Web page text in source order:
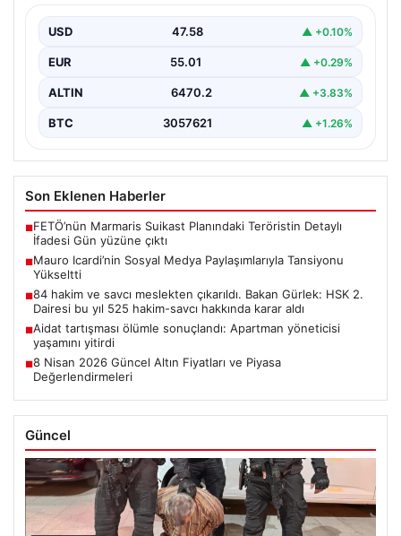
yollarını ayıran ve kariyerindeki belirsizlikler nedeniyle
gündemdeki isimler arasında…
USD 47.58 ▲ +0.10%
EUR 55.01 ▲ +0.29%
ALTIN 6470.2 ▲ +3.83%
BTC 3057621 ▲ +1.26%
Son Eklenen Haberler
■FETÖ’nün Marmaris Suikast Planındaki Teröristin Detaylı
İfadesi Gün yüzüne çıktı
■Mauro Icardi’nin Sosyal Medya Paylaşımlarıyla Tansiyonu
Yükseltti
■84 hakim ve savcı meslekten çıkarıldı. Bakan Gürlek: HSK 2.
Dairesi bu yıl 525 hakim-savcı hakkında karar aldı
■Aidat tartışması ölümle sonuçlandı: Apartman yöneticisi
yaşamını yitirdi
■8 Nisan 2026 Güncel Altın Fiyatları ve Piyasa
Değerlendirmeleri
Güncel